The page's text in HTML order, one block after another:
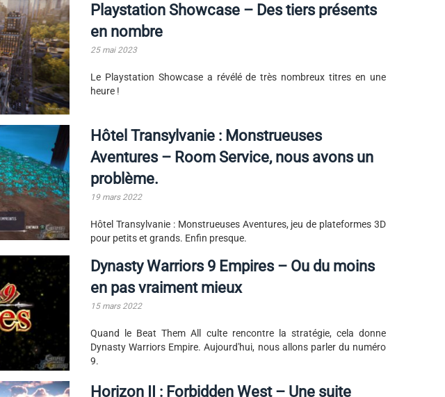
Playstation Showcase – Des tiers présents
en nombre
25 mai 2023
Le Playstation Showcase a révélé de très nombreux titres en une
heure !
Hôtel Transylvanie : Monstrueuses
Aventures – Room Service, nous avons un
problème.
19 mars 2022
Hôtel Transylvanie : Monstrueuses Aventures, jeu de plateformes 3D
pour petits et grands. Enfin presque.
Dynasty Warriors 9 Empires – Ou du moins
en pas vraiment mieux
15 mars 2022
Quand le Beat Them All culte rencontre la stratégie, cela donne
Dynasty Warriors Empire. Aujourd'hui, nous allons parler du numéro
9.
Horizon II : Forbidden West – Une suite